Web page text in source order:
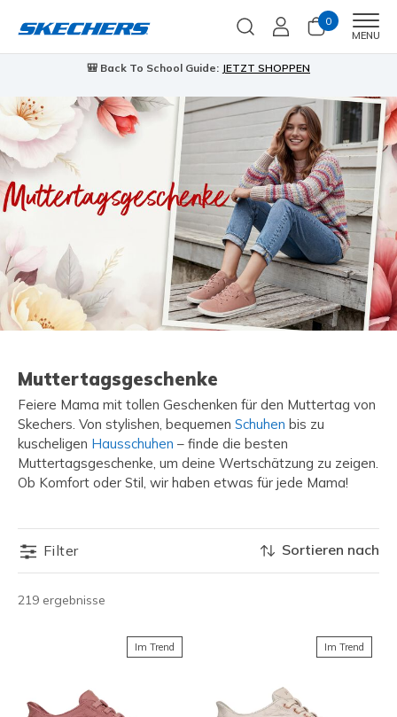
0
MENU
🎒 Back To School Guide: JETZT SHOPPEN
Muttertagsgeschenke
Feiere Mama mit tollen Geschenken für den Muttertag von
Skechers. Von stylishen, bequemen Schuhen bis zu
kuscheligen Hausschuhen – finde die besten
Muttertagsgeschenke, um deine Wertschätzung zu zeigen.
Ob Komfort oder Stil, wir haben etwas für jede Mama!
Filter
219 ergebnisse
Sortieren nach
Im Trend Im Trend